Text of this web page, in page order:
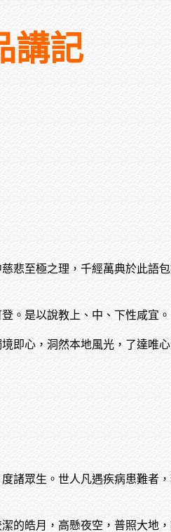
講記
悲至極之理，千經萬典於此語
。是以說教上、中、下性咸宜。
即心，洞然本地風光，了達唯
諸眾生。世人凡遇疾病患難者
的皓月，高懸夜空，普照大地